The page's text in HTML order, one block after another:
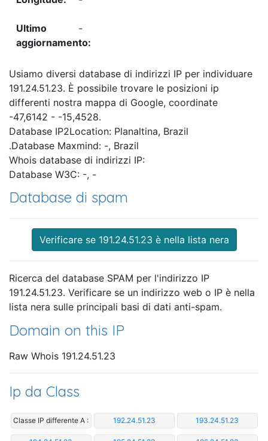
-
Usiamo diversi database di indirizzi IP per individuare
191.24.51.23. È possibile trovare le posizioni ip
differenti nostra mappa di Google, coordinate
-47,6142 - -15,4528.
Database IP2Location: Planaltina, Brazil
.Database Maxmind: -, Brazil
Whois database di indirizzi IP:
Database W3C: -, -
Database di spam
Verificare se 191.24.51.23 è nella lista nera
Ricerca del database SPAM per l'indirizzo IP
191.24.51.23. Verificare se un indirizzo web o IP è nella
lista nera sulle principali basi di dati anti-spam.
Domain on this IP
Raw Whois 191.24.51.23
Ip da Class
Classe IP differente A : 192.24.51.23 193.24.51.23